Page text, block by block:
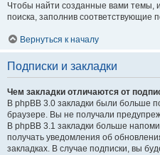
Чтобы найти созданные вами темы,
поиска, заполнив соответствующие
Вернуться к началу
Подписки и закладки
Чем закладки отличаются от
В phpBB 3.0 закладки были больше
браузере. Вы не получали
В phpBB 3.1 закладки больше
получать уведомления об
закладках. В случае подписки, вы